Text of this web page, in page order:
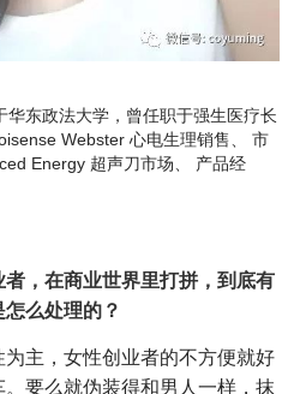
华东政法大学，曾任职于强生医疗长
Webster 心电生理销售、 市
Energy 超声刀市场、 产品经
，在商业世界里打拼，到底有
么处理的？
主，女性创业者的不方便就好
要么就伪装得和男人一样，抹